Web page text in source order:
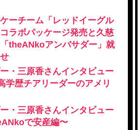
ーチーム「レッドイーグル
ラボパッケージ発売と久慈
theANkoアンバサダー」就
・三原香さんインタビュー
学歴チアリーダーのアメリ
・三原香さんインタビュー
で安産編〜